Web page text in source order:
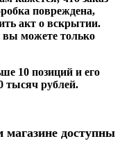
повреждена,
акт о вскрытии.
вы можете только
10 позиций и его
тысяч рублей.
доступны